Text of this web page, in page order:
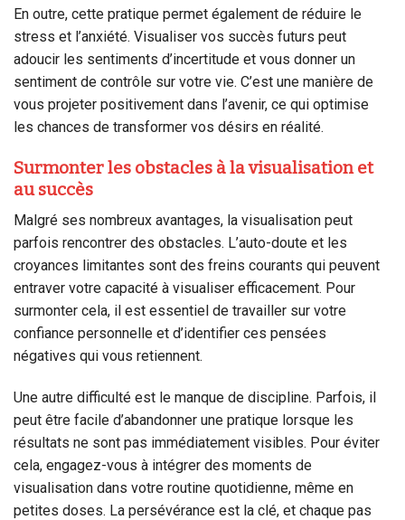
En outre, cette pratique permet également de réduire le
stress et l’anxiété. Visualiser vos succès futurs peut
adoucir les sentiments d’incertitude et vous donner un
sentiment de contrôle sur votre vie. C’est une manière de
vous projeter positivement dans l’avenir, ce qui optimise
les chances de transformer vos désirs en réalité.
Surmonter les obstacles à la visualisation et
au succès
Malgré ses nombreux avantages, la visualisation peut
parfois rencontrer des obstacles. L’auto-doute et les
croyances limitantes sont des freins courants qui peuvent
entraver votre capacité à visualiser efficacement. Pour
surmonter cela, il est essentiel de travailler sur votre
confiance personnelle et d’identifier ces pensées
négatives qui vous retiennent.
Une autre difficulté est le manque de discipline. Parfois, il
peut être facile d’abandonner une pratique lorsque les
résultats ne sont pas immédiatement visibles. Pour éviter
cela, engagez-vous à intégrer des moments de
visualisation dans votre routine quotidienne, même en
petites doses. La persévérance est la clé, et chaque pas